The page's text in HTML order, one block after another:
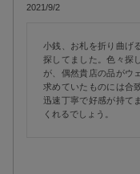
2021/9/2
小銭、お札を折り曲げ
探してました。色々探
が、偶然貴店の品がウ
求めていたものには合
迅速丁寧で好感が持て
くれるでしょう。